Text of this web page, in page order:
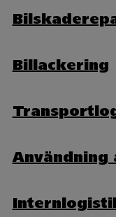
Billackering
Användning